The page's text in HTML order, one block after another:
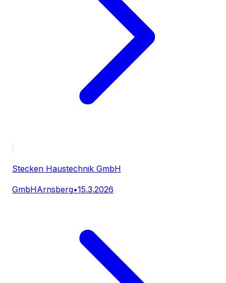
Stecken Haustechnik GmbH
GmbHArnsberg•15.3.2026